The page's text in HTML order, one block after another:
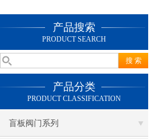
产品搜索
PRODUCT SEARCH
产品分类
PRODUCT CLASSIFICATION
盲板阀门系列